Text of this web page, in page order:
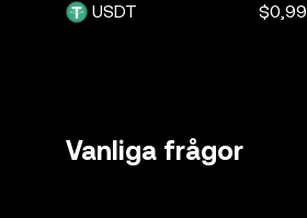
USDT $0,99
Vanliga frågor